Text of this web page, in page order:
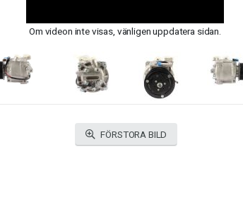
Om videon inte visas, vänligen uppdatera sidan.
FÖRSTORA BILD